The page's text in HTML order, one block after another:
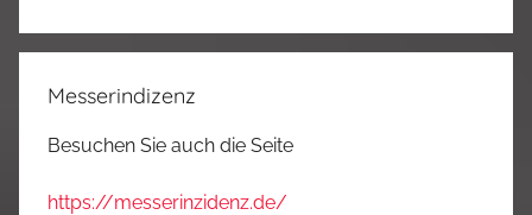
Messerindizenz
Besuchen Sie auch die Seite
https://messerinzidenz.de/